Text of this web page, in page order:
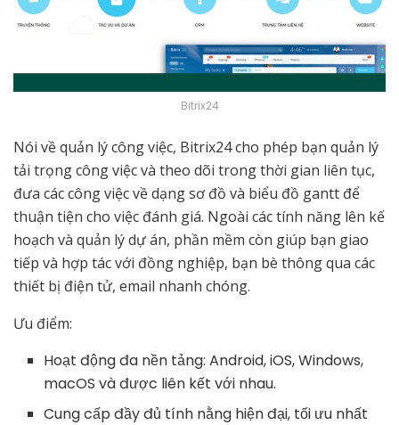
Bitrix24
Nói về quản lý công việc, Bitrix24 cho phép bạn quản lý
tải trọng công việc và theo dõi trong thời gian liên tục,
đưa các công việc về dạng sơ đồ và biểu đồ gantt để
thuận tiện cho việc đánh giá. Ngoài các tính năng lên kế
hoạch và quản lý dự án, phần mềm còn giúp bạn giao
tiếp và hợp tác với đồng nghiệp, bạn bè thông qua các
thiết bị điện tử, email nhanh chóng.
Ưu điểm:
Hoạt động đa nền tảng: Android, iOS, Windows,
macOS và được liên kết với nhau.
Cung cấp đầy đủ tính nằng hiện đại, tối ưu nhất